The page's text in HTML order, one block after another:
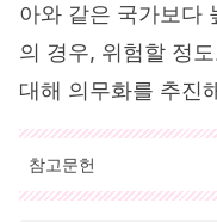
아와 같은 국가보다
의 경우, 위험할 정
대해 의무화를 추진
참고문헌
인용된 모든 출처는 우리